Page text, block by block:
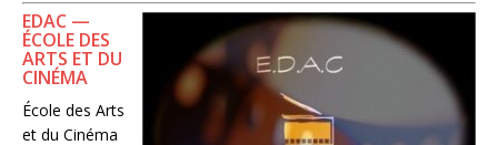
EDAC —
ÉCOLE DES
ARTS ET DU
CINÉMA
École des Arts
et du Cinéma